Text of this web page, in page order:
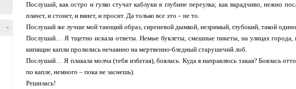
-
Послушай, как остро и гулко стучат каблуки в глубине переулка; как вкрадчиво, нежно
плачет, и стонет, и вянет, и просит. Да только все это – не то.
Послушай же лучше мой тающий образ, сиреневой дымкой, незримый, глубокий, такой
Послушай… Я тщетно искала ответы. Немые буклеты, смешные пикеты, на улицах города,
кипящие капли пролились нечаянно на мертвенно-бледный старушечий лоб.
Послушай… Я плакала молча (тебя избегая), боялась. Куда я направлюсь такая? Боялась
по капле, немного – пока не заснешь).
Решилась!